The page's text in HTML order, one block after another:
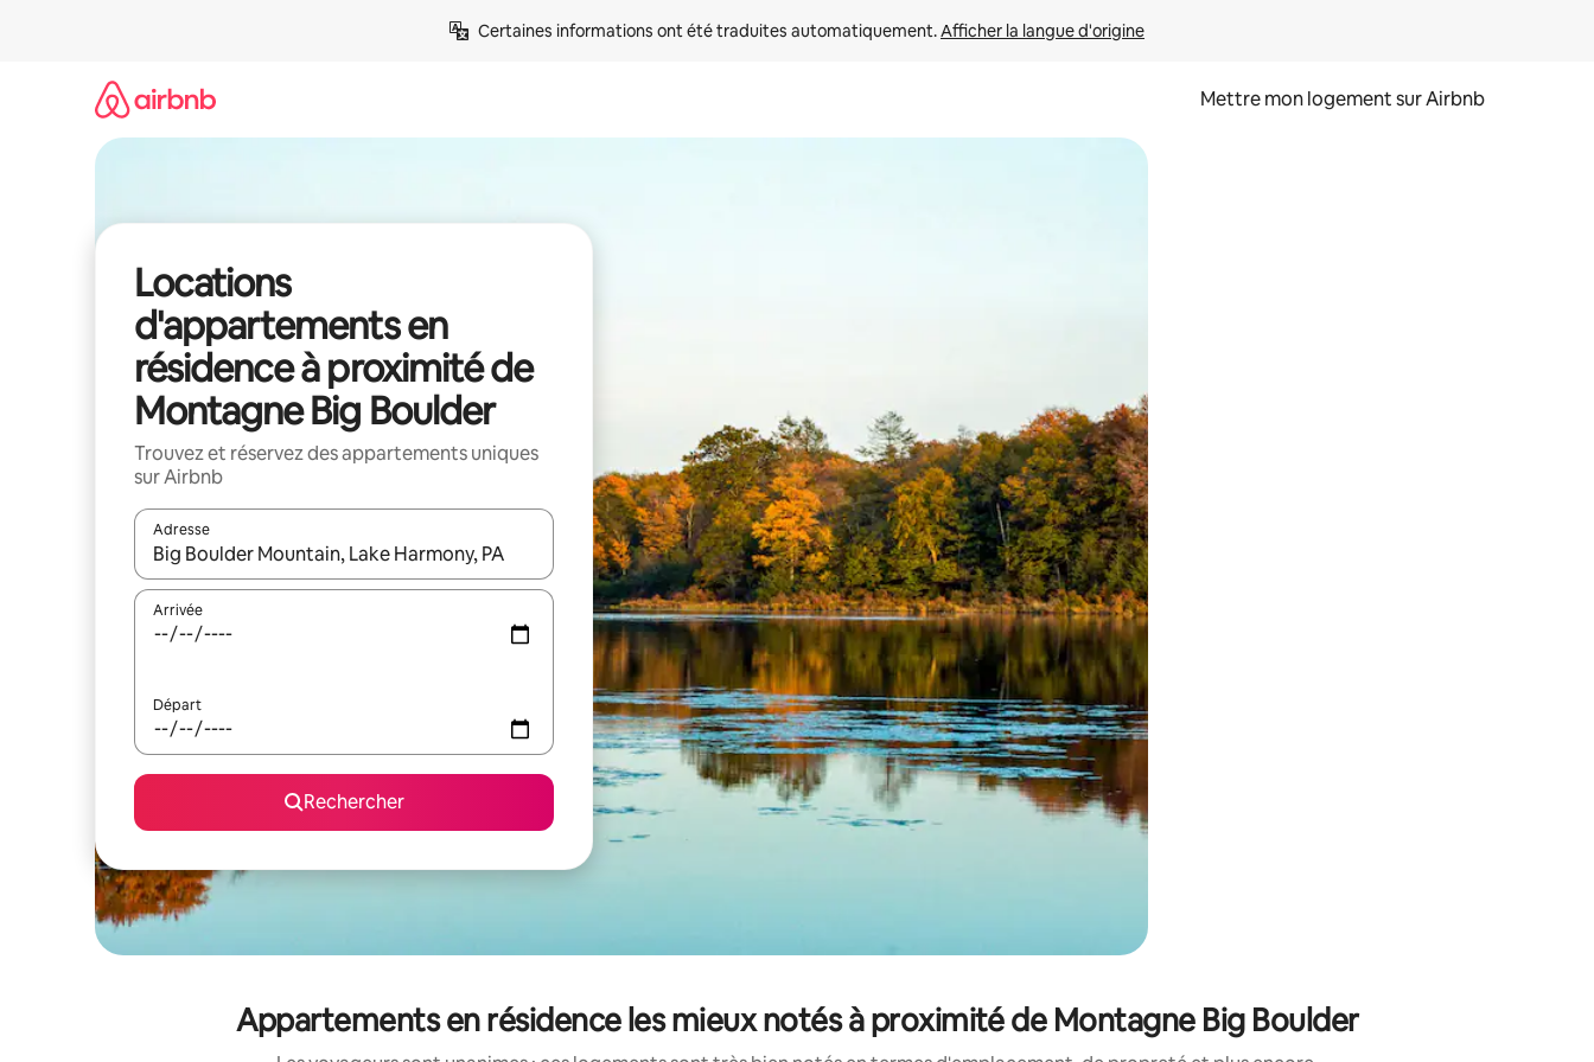
Certaines informations ont été traduites automatiquement. Afficher la langue d'origine
Mettre mon logement sur Airbnb
Locations
d'appartements en
résidence à proximité de
Montagne Big Boulder
Trouvez et réservez des appartements uniques
sur Airbnb
Adresse
Lorsque les résultats s'affichent, utilisez les flèches vers le haut et vers le bas pour les parcourir ou en appuyant et en faisant glisser.
Arrivée
Départ
Rechercher
Appartements en résidence les mieux notés à proximité de Montagne Big Boulder